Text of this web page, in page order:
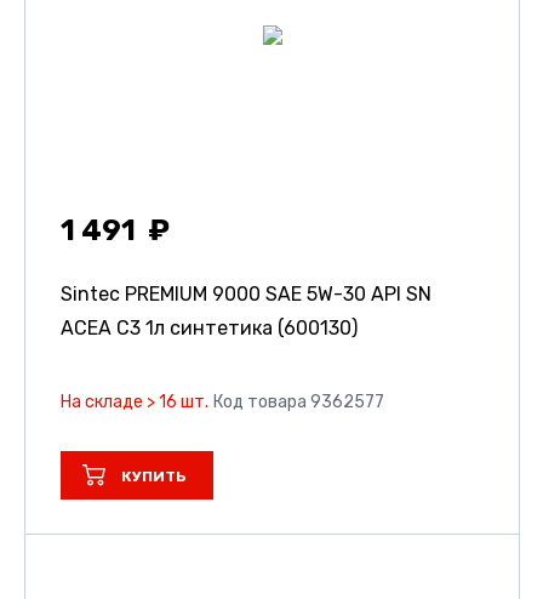
1 491
Sintec PREMIUM 9000 SAE 5W-30 API SN
ACEA C3 1л синтетика (600130)
На складе > 16 шт. Код товара 9362577
КУПИТЬ